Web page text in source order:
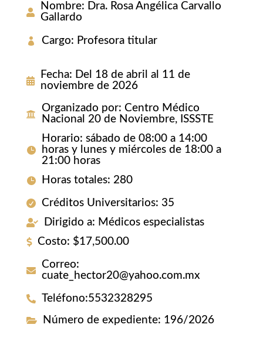
Nombre: Dra. Rosa Angélica Carvallo
Gallardo
Cargo: Profesora titular
Fecha: Del 18 de abril al 11 de
noviembre de 2026
Organizado por: Centro Médico
Nacional 20 de Noviembre, ISSSTE
Horario: sábado de 08:00 a 14:00
horas y lunes y miércoles de 18:00 a
21:00 horas
Horas totales: 280
Créditos Universitarios: 35
Dirigido a: Médicos especialistas
Costo: $17,500.00
Correo:
cuate_hector20@yahoo.com.mx
Teléfono:5532328295
Número de expediente: 196/2026